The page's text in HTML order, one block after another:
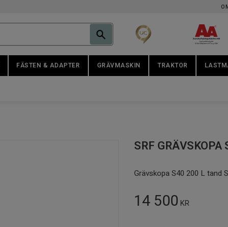
FÄSTEN & ADAPTER GRÄVMASKIN TRAKTOR
SRF
Grävskopa S40 200 L tand
14 500 KR